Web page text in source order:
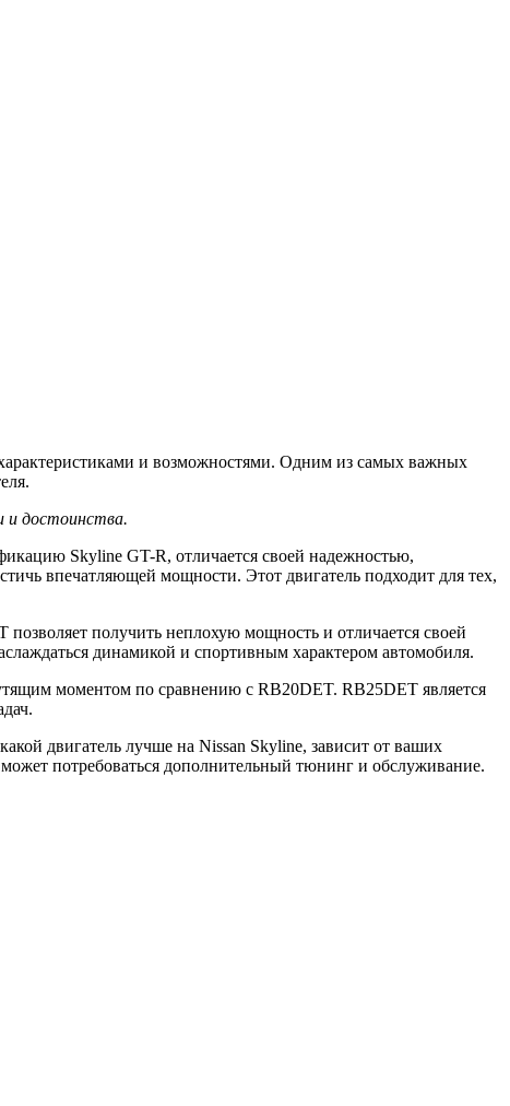
и возможностями. Одним из самых важных
и достоинства.
Skyline GT-R, отличается своей надежностью,
впечатляющей мощности. Этот двигатель подходит для тех,
получить неплохую мощность и отличается своей
динамикой и спортивным характером автомобиля.
моментом по сравнению с RB20DET. RB25DET является
двигатель лучше на Nissan Skyline, зависит от ваших
потребоваться дополнительный тюнинг и обслуживание.